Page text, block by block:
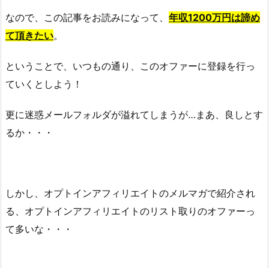
なので、この記事をお読みになって、 年収1200万円は諦め
て頂きたい。
ということで、いつもの通り、このオファーに登録を行っ
ていくとしよう！
更に迷惑メールフォルダが溢れてしまうが…まあ、良しとす
るか・・・
しかし、オプトインアフィリエイトのメルマガで紹介され
る、オプトインアフィリエイトのリスト取りのオファーっ
て多いな・・・